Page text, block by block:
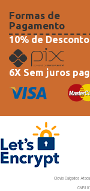
Formas de
Pagamento
10% de
6X Sem juros
Clovis Calçados
CNPJ